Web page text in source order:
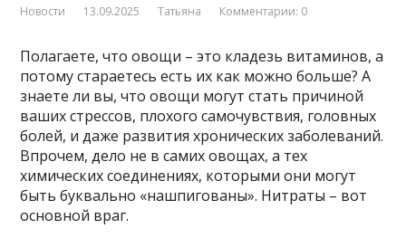
Новости 13.09.2025 Татьяна Комментарии: 0
Полагаете, что овощи – это кладезь витаминов, а
потому стараетесь есть их как можно больше? А
знаете ли вы, что овощи могут стать причиной
ваших стрессов, плохого самочувствия, головных
болей, и даже развития хронических заболеваний.
Впрочем, дело не в самих овощах, а тех
химических соединениях, которыми они могут
быть буквально «нашпигованы». Нитраты – вот
основной враг.